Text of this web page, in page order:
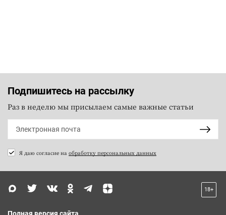
Подпишитесь на рассылку
Раз в неделю мы присылаем самые важные статьи
Я даю согласие на обработку персональных данных
18+
Полная версия сайта